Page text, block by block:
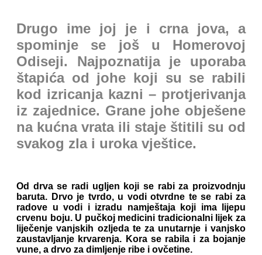
Drugo ime joj je i crna jova, a
spominje se još u Homerovoj
Odiseji. Najpoznatija je uporaba
štapića od johe koji su se rabili
kod izricanja kazni – protjerivanja
iz zajednice. Grane johe obješene
na kućna vrata ili staje štitili su od
svakog zla i uroka vještice.
Od drva se radi ugljen koji se rabi za proizvodnju
baruta. Drvo je tvrdo, u vodi otvrdne te se rabi za
radove u vodi i izradu namještaja koji ima lijepu
crvenu boju. U pučkoj medicini tradicionalni lijek za
liječenje vanjskih ozljeda te za unutarnje i vanjsko
zaustavljanje krvarenja. Kora se rabila i za bojanje
vune, a drvo za dimljenje ribe i ovčetine.